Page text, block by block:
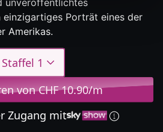
einzigartiges Porträt eines der
Amerikas.
Staffel 1
von CHF 10.90/m
Zugang mit